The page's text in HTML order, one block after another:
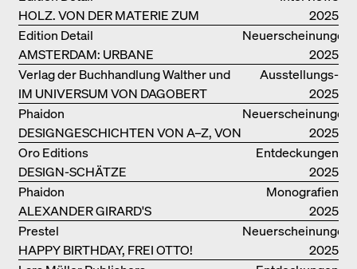
HOLZ. VON DER MATERIE ZUM
GEBAUTEN
2025
Neuerscheinungen
AMSTERDAM: URBANE
ARCHITEKTUR UND LEBENSRÄUME
Edition Detail
2025
Ausstellungs­
kataloge
IM UNIVERSUM VON DAGOBERT
PECHE
Verlag der Buchhandlung Walther und
Franz König
2025
Neuerscheinungen
DESIGNGESCHICHTEN VON A–Z, VON
GAE AULENTI BIS ZU SORI YANAGI
Phaidon
2025
Entdeckungen
DESIGN-SCHÄTZE
WIEDERENTDECKT: FINN JUHLS
CHIEFTAIN CHAIR
Oro Editions
2025
Monografien
ALEXANDER GIRARD'S
OPTIMISTISCHE ENTWÜRFE
Phaidon
2025
Neuerscheinungen
HAPPY BIRTHDAY, FREI OTTO!
Prestel
2025